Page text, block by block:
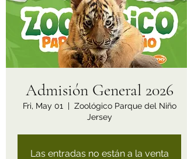
Admisión General 2026
Fri, May 01
  |
Zoológico Parque del Niño
Jersey
Las entradas no están a la venta